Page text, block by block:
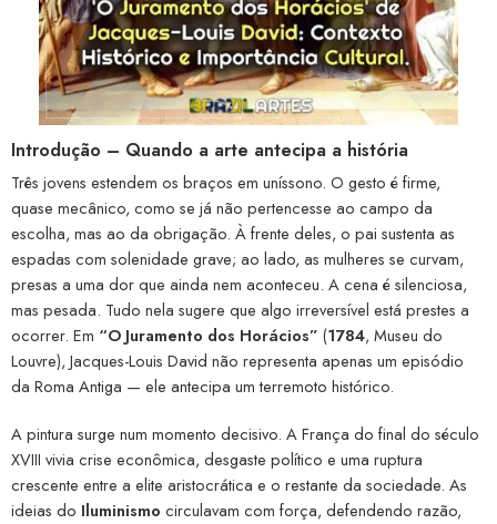
Introdução – Quando a arte antecipa a história
Três jovens estendem os braços em uníssono. O gesto é firme,
quase mecânico, como se já não pertencesse ao campo da
escolha, mas ao da obrigação. À frente deles, o pai sustenta as
espadas com solenidade grave; ao lado, as mulheres se curvam,
presas a uma dor que ainda nem aconteceu. A cena é silenciosa,
mas pesada. Tudo nela sugere que algo irreversível está prestes a
ocorrer. Em “O Juramento dos Horácios” (1784, Museu do
Louvre), Jacques-Louis David não representa apenas um episódio
da Roma Antiga — ele antecipa um terremoto histórico.
A pintura surge num momento decisivo. A França do final do século
XVIII vivia crise econômica, desgaste político e uma ruptura
crescente entre a elite aristocrática e o restante da sociedade. As
ideias do Iluminismo circulavam com força, defendendo razão,